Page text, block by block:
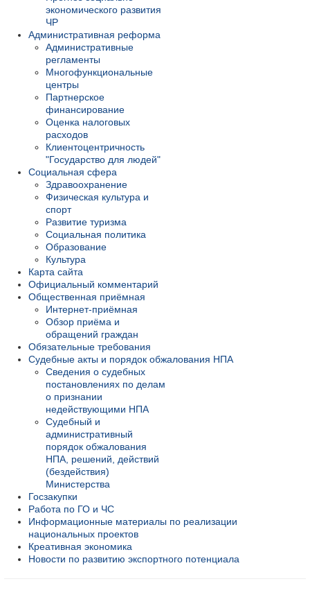
экономического развития
ЧР
Административная реформа
Административные
регламенты
Многофункциональные
центры
Партнерское
финансирование
Оценка налоговых
расходов
Клиентоцентричность
"Государство для людей"
Социальная сфера
Здравоохранение
Физическая культура и
спорт
Развитие туризма
Социальная политика
Образование
Культура
Карта сайта
Официальный комментарий
Общественная приёмная
Интернет-приёмная
Обзор приёма и
обращений граждан
Обязательные требования
Судебные акты и порядок обжалования НПА
Сведения о судебных
постановлениях по делам
о признании
недействующими НПА
Судебный и
административный
порядок обжалования
НПА, решений, действий
(бездействия)
Министерства
Госзакупки
Работа по ГО и ЧС
Информационные материалы по реализации
национальных проектов
Креативная экономика
Новости по развитию экспортного потенциала